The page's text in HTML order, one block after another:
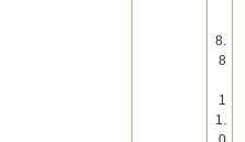
8.
8
1
1.